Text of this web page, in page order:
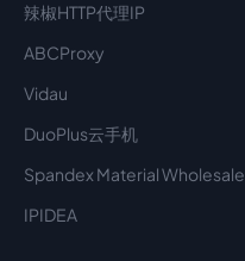
辣椒HTTP代理IP
ABCProxy
Vidau
DuoPlus云手机
Spandex Material Wholesale​
IPIDEA